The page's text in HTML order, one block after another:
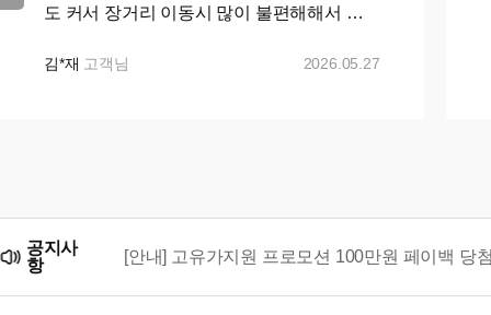
도 커서 장거리 이동시 많이 불편해해서 카
준히 매물검색 해왔으나 마땅히 가격이나 조
김*재 고객님 2026.05.27
공지사
항
[안내] 고유가지원 프로모션 100만원 페이백 당